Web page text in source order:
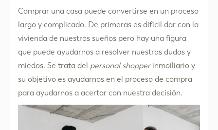
Comprar una casa puede convertirse en un proceso
largo y complicado. De primeras es difícil dar con la
vivienda de nuestros sueños pero hay una figura
que puede ayudarnos a resolver nuestras dudas y
miedos. Se trata del personal shopperinmoiliario y
su objetivo es ayudarnos en el proceso de compra
para ayudarnos a acertar con nuestra decisión.